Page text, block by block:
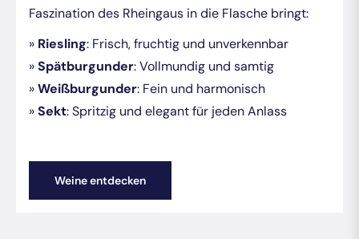
Faszination des Rheingaus in die Flasche bringt:
» Riesling: Frisch, fruchtig und unverkennbar
»Spätburgunder: Vollmundig und samtig
»Weißburgunder: Fein und harmonisch
»Sekt: Spritzig und elegant für jeden Anlass
Weine entdecken